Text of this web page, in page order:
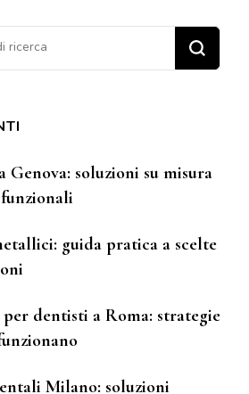
Genova: soluzioni su misura
guida pratica a scelte
dentisti a Roma: strategie
Milano: soluzioni